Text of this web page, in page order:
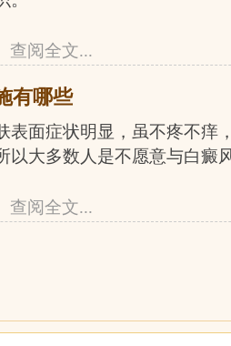
查阅全文...
有哪些
面症状明显，虽不疼不痒
以大多数人是不愿意与白癜
查阅全文...